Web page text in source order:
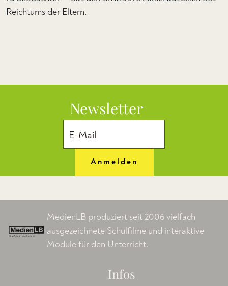
Reichtums der Eltern.
Newsletter
Anmelden
MedienLB produziert seit 2006 vielfach
ausgezeichnete Schulfilme und interaktive
Module für den Unterricht.
Infos